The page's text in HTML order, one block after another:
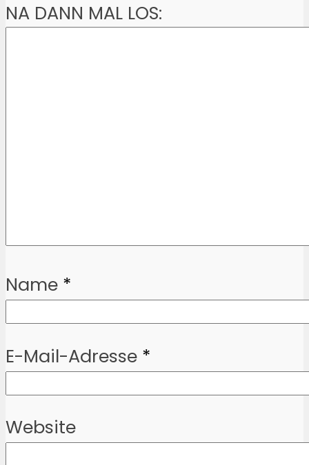
NA DANN MAL LOS:
Name *
E-Mail-Adresse *
Website